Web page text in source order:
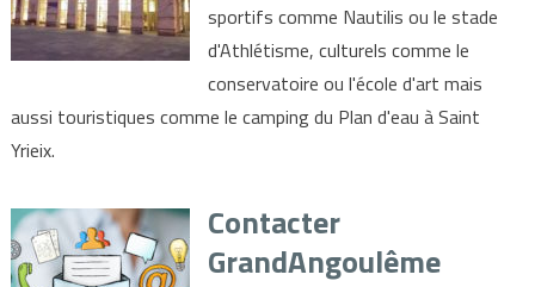
sportifs comme Nautilis ou le stade
d'Athlétisme, culturels comme le
conservatoire ou l'école d'art mais
aussi touristiques comme le camping du Plan d'eau à Saint
Yrieix.
Contacter
GrandAngoulême